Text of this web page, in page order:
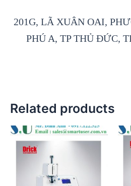
201G, LÃ XUÂN OAI,
PHÚ A, TP THỦ ĐỨC,
Related products